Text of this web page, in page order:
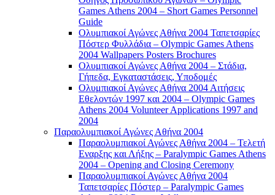
Games Athens 2004 – Short Games Personnel
Guide
Ολυμπιακοί Αγώνες Αθήνα 2004 Ταπετσαρίες
Πόστερ Φυλλάδια – Olympic Games Athens
2004 Wallpapers Posters Brochures
Ολυμπιακοί Αγώνες Αθήνα 2004 – Στάδια,
Γήπεδα, Εγκαταστάσεις, Υποδομές
Ολυμπιακοί Αγώνες Αθήνα 2004 Αιτήσεις
Εθελοντών 1997 και 2004 – Olympic Games
Athens 2004 Volunteer Applications 1997 and
2004
Παραολυμπιακοί Αγώνες Αθήνα 2004
Παραολυμπιακοί Αγώνες Αθήνα 2004 – Τελετή
Εναρξης και Λήξης – Paralympic Games Athens
2004 – Opening and Closing Ceremony
Παραολυμπιακοί Αγώνες Αθήνα 2004
Ταπετσαρίες Πόστερ – Paralympic Games